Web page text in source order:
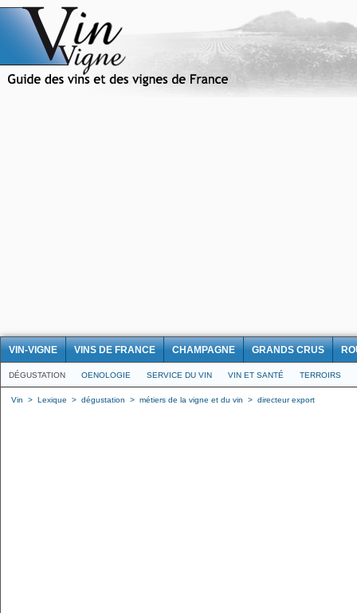
VIN-VIGNE VINS DE FRANCE CHAMPAGNE GRANDS CRUS
DÉGUSTATION OENOLOGIE SERVICE DU VIN VIN ET SANTÉ TERROIRS
Vin > Lexique > dégustation > métiers de la vigne et du vin > directeur export